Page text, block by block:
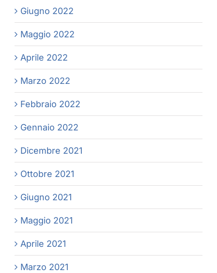
Giugno 2022
Maggio 2022
Aprile 2022
Marzo 2022
Febbraio 2022
Gennaio 2022
Dicembre 2021
Ottobre 2021
Giugno 2021
Maggio 2021
Aprile 2021
Marzo 2021